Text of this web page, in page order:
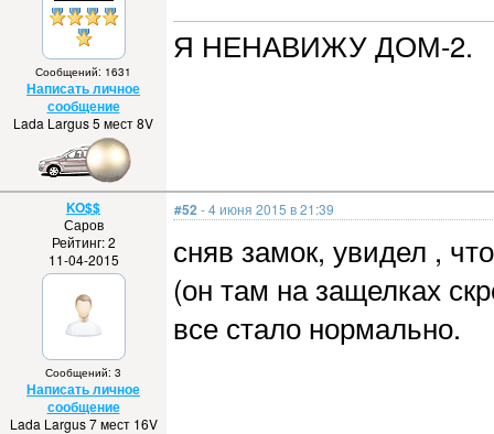
Сообщений: 1631
Написать личное
сообщение
Lada Largus 5 мест 8V
Я НЕНАВИЖУ ДОМ-2.
KO$$
Саров
Рейтинг: 2
11-04-2015
Сообщений: 3
Написать личное
сообщение
Lada Largus 7 мест 16V
#52 - 4 июня 2015 в 21:39
сняв замок, увидел ,
(он там на защелках
все стало нормально.